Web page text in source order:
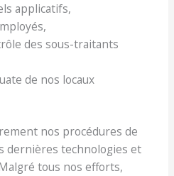
applicatifs,
des sous-traitants
de nos locaux
nos procédures de
dernières technologies et
tous nos efforts,